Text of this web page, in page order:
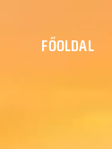
FŐOLDAL